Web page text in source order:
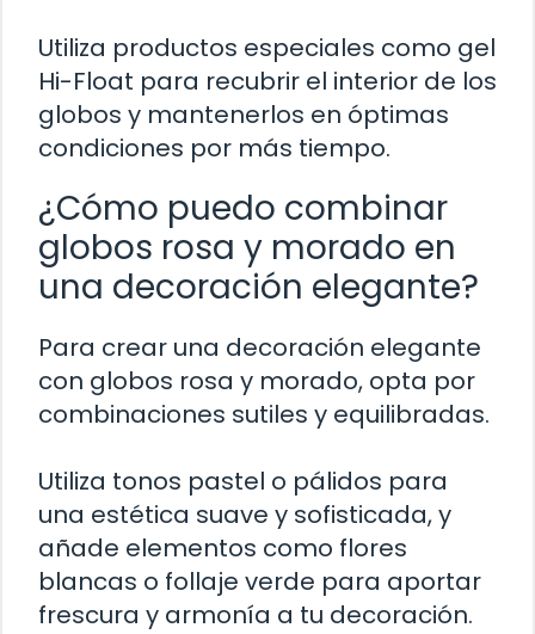
Utiliza productos especiales como gel
Hi-Float para recubrir el interior de los
globos y mantenerlos en óptimas
condiciones por más tiempo.
¿Cómo puedo combinar
globos rosa y morado en
una decoración elegante?
Para crear una decoración elegante
con globos rosa y morado, opta por
combinaciones sutiles y equilibradas.
Utiliza tonos pastel o pálidos para
una estética suave y sofisticada, y
añade elementos como flores
blancas o follaje verde para aportar
frescura y armonía a tu decoración.